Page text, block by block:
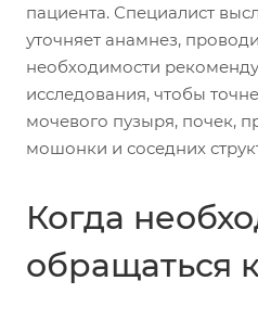
пациента. Специалист
уточняет анамнез,
необходимости
исследования, чтобы
мочевого пузыря, почек,
мошонки и соседних
Когда
обращаться